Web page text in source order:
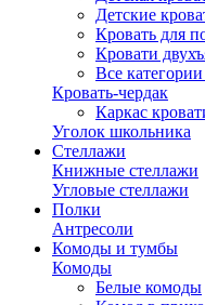
Детские
Кровать для
Кровати
Все
Кровать-чердак
Каркас
Уголок школьника
Стеллажи
Книжные стеллажи
Угловые стеллажи
Полки
Антресоли
Комоды и тумбы
Комоды
Белые комоды